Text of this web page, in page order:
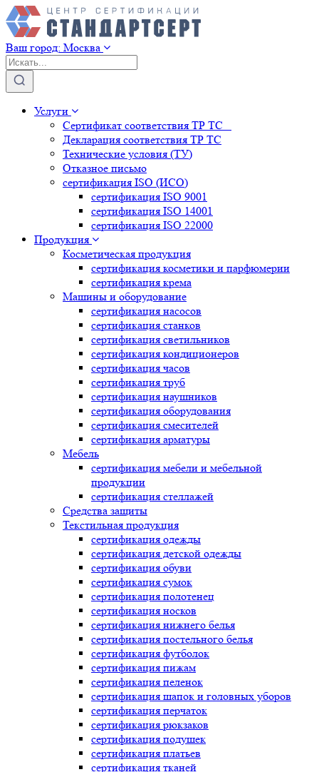
Ваш город: Москва
Услуги
Сертификат соответствия ТР ТС
Декларация соответствия ТР ТС
Технические условия (ТУ)
Отказное письмо
сертификация ISO (ИСО)
сертификация ISO 9001
сертификация ISO 14001
сертификация ISO 22000
Продукция
Косметическая продукция
сертификация косметики и парфюмерии
сертификация крема
Машины и оборудование
сертификация насосов
сертификация станков
сертификация светильников
сертификация кондиционеров
сертификация часов
сертификация труб
сертификация наушников
сертификация оборудования
сертификация смесителей
сертификация арматуры
Мебель
сертификация мебели и мебельной
продукции
сертификация стеллажей
Средства защиты
Текстильная продукция
сертификация одежды
сертификация детской одежды
сертификация обуви
сертификация сумок
сертификация полотенец
сертификация носков
сертификация нижнего белья
сертификация постельного белья
сертификация футболок
сертификация пижам
сертификация пеленок
сертификация шапок и головных уборов
сертификация перчаток
сертификация рюкзаков
сертификация подушек
сертификация платьев
сертификация тканей